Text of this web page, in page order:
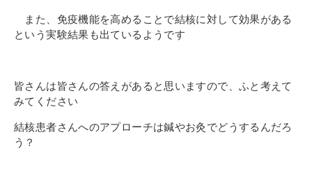
また、免疫機能を高めることで結核に対して効果がある
という実験結果も出ているようです
皆さんは皆さんの答えがあると思いますので、ふと考えて
みてください
結核患者さんへのアプローチは鍼やお灸でどうするんだろ
う？